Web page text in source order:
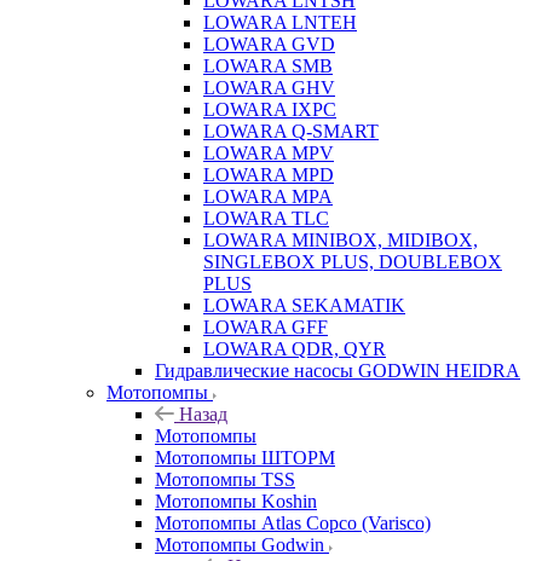
LOWARA LNTEH
LOWARA GVD
LOWARA SMB
LOWARA GHV
LOWARA IXPС
LOWARA Q-SMART
LOWARA MPV
LOWARA MPD
LOWARA MPA
LOWARA TLC
LOWARA MINIBOX, MIDIBOX,
SINGLEBOX PLUS, DOUBLEBOX
PLUS
LOWARA SEKAMATIK
LOWARA GFF
LOWARA QDR, QYR
Гидравлические насосы GODWIN HEIDRA
Мотопомпы
Назад
Мотопомпы
Мотопомпы ШТОРМ
Мотопомпы TSS
Мотопомпы Koshin
Мотопомпы Atlas Copco (Varisco)
Мотопомпы Godwin